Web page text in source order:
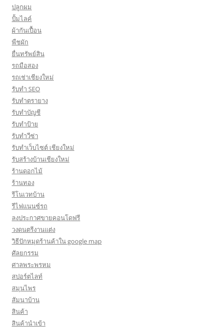
ปลูกผม
ปั้มไลค์
ผ้ากันเปื้อน
พืชผัก
ยื่นทรัพย์สิน
รถมือสอง
รถเช่าเชียงใหม่
รับทำ SEO
รับทำตรายาง
รับทำบัญชี
รับทำป้าย
รับทำวีซ่า
รับทำเว็บไซต์ เชียงใหม่
รับสร้างบ้านเชียงใหม่
ร้านดอกไม้
ร้านทอง
รีโนเวทบ้าน
รีไฟแนนซ์รถ
ลงประกาศขายคอนโดฟรี
วงดนตรีงานแต่ง
วิธีปักหมุดร้านค้าใน google map
ศัลยกรรม
ศาลพระพรหม
สปอร์ตไลท์
สมุนไพร
สัมนาบ้าน
สินค้า
สินค้านำเข้า